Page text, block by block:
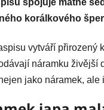
korálkového
vytváří přirozený
náramku živější
jako náramek,